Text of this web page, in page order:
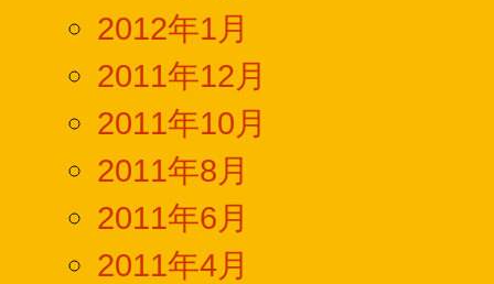
2012年1月
2011年12月
2011年10月
2011年8月
2011年6月
2011年4月